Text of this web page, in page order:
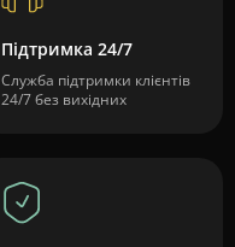
Підтримка 24/7
Служба підтримки клієнтів
24/7 без вихідних